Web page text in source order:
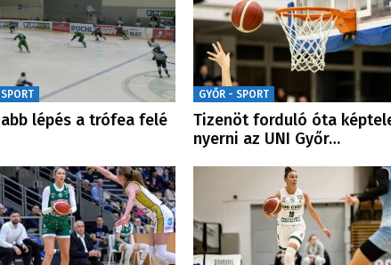
lépés a trófea felé
GYŐR - SPORT
Tizenöt forduló óta
nyerni az UNI Győr…